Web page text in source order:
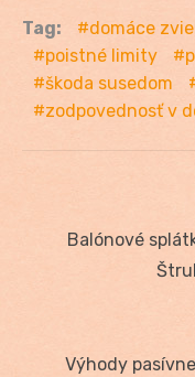
Tag: domáce
poistné limity
škoda susedom
zodpovednosť v
Navigácia
Previous
Balónové
NextVýhody